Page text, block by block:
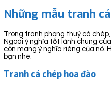
Những mẫu tranh
Trong tranh phong thuỷ cá
Ngoài ý nghĩa tốt lành chung
còn mang ý nghĩa riêng của nó.
bạn nhé.
Tranh cá chép hoa đào